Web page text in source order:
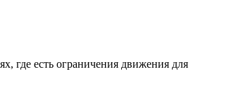
где есть ограничения движения для